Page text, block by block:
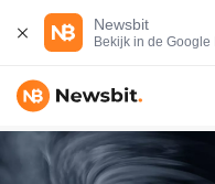
Newsbit
Bekijk in de Google